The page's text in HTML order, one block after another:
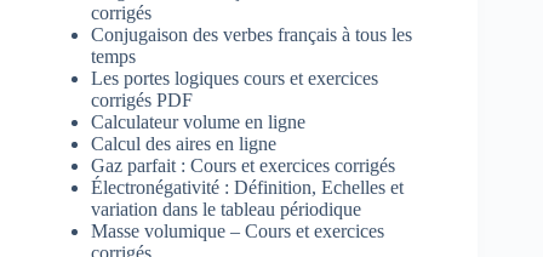
corrigés
Conjugaison des verbes français à tous les
temps
Les portes logiques cours et exercices
corrigés PDF
Calculateur volume en ligne
Calcul des aires en ligne
Gaz parfait : Cours et exercices corrigés
Électronégativité : Définition, Echelles et
variation dans le tableau périodique
Masse volumique – Cours et exercices